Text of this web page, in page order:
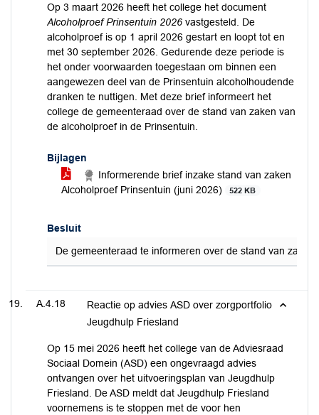
Op 3 maart 2026 heeft het college het document
Alcoholproef Prinsentuin 2026 vastgesteld. De
alcoholproef is op 1 april 2026 gestart en loopt tot en
met 30 september 2026. Gedurende deze periode is
het onder voorwaarden toegestaan om binnen een
aangewezen deel van de Prinsentuin alcoholhoudende
dranken te nuttigen. Met deze brief informeert het
college de gemeenteraad over de stand van zaken van
de alcoholproef in de Prinsentuin.
Bijlagen
Informerende brief inzake stand van zaken
Alcoholproef Prinsentuin (juni 2026)
522 KB
Besluit
De gemeenteraad te informeren over de stand van
A.4.18
Reactie op advies ASD over zorgportfolio
Jeugdhulp Friesland
Op 15 mei 2026 heeft het college van de Adviesraad
Sociaal Domein (ASD) een ongevraagd advies
ontvangen over het uitvoeringsplan van Jeugdhulp
Friesland. De ASD meldt dat Jeugdhulp Friesland
voornemens is te stoppen met de voor hen